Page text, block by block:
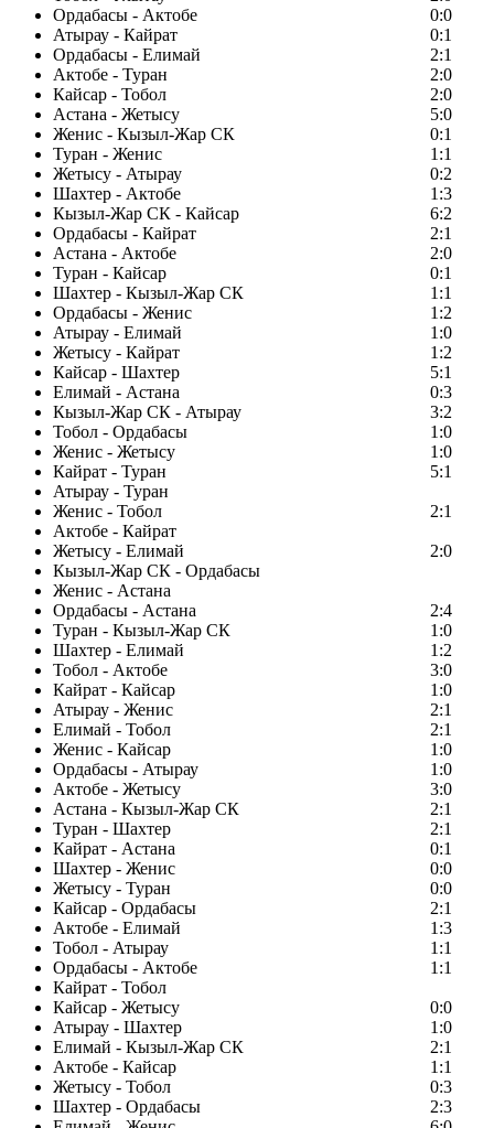
Ордабасы - Актобе
0:0
Атырау - Кайрат
0:1
Ордабасы - Елимай
2:1
Актобе - Туран
2:0
Кайсар - Тобол
2:0
Астана - Жетысу
5:0
Женис - Кызыл-Жар СК
0:1
Туран - Женис
1:1
Жетысу - Атырау
0:2
Шахтер - Актобе
1:3
Кызыл-Жар СК - Кайсар
6:2
Ордабасы - Кайрат
2:1
Астана - Актобе
2:0
Туран - Кайсар
0:1
Шахтер - Кызыл-Жар СК
1:1
Ордабасы - Женис
1:2
Атырау - Елимай
1:0
Жетысу - Кайрат
1:2
Кайсар - Шахтер
5:1
Елимай - Астана
0:3
Кызыл-Жар СК - Атырау
3:2
Тобол - Ордабасы
1:0
Женис - Жетысу
1:0
Кайрат - Туран
5:1
Атырау - Туран
Женис - Тобол
2:1
Актобе - Кайрат
Жетысу - Елимай
2:0
Кызыл-Жар СК - Ордабасы
Женис - Астана
Ордабасы - Астана
2:4
Туран - Кызыл-Жар СК
1:0
Шахтер - Елимай
1:2
Тобол - Актобе
3:0
Кайрат - Кайсар
1:0
Атырау - Женис
2:1
Елимай - Тобол
2:1
Женис - Кайсар
1:0
Ордабасы - Атырау
1:0
Актобе - Жетысу
3:0
Астана - Кызыл-Жар СК
2:1
Туран - Шахтер
2:1
Кайрат - Астана
0:1
Шахтер - Женис
0:0
Жетысу - Туран
0:0
Кайсар - Ордабасы
2:1
Актобе - Елимай
1:3
Тобол - Атырау
1:1
Ордабасы - Актобе
1:1
Кайрат - Тобол
Кайсар - Жетысу
0:0
Атырау - Шахтер
1:0
Елимай - Кызыл-Жар СК
2:1
Актобе - Кайсар
1:1
Жетысу - Тобол
0:3
Шахтер - Ордабасы
2:3